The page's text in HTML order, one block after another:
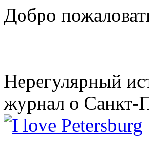
Добро
Нерегулярный
журнал о Санкт-